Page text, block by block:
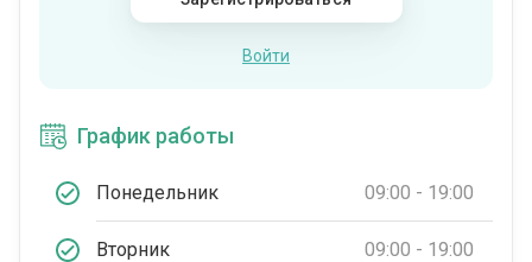
Войти
График работы
Понедельник 09:00 - 19:00
Вторник 09:00 - 19:00